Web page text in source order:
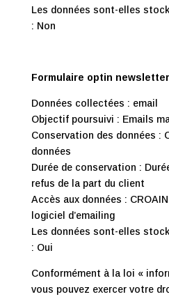
Les données sont-elles
: Non
Formulaire optin newsletter
Données collectées : email
Objectif poursuivi : Emails
Conservation des données :
données
Durée de conservation :
refus de la part du client
Accès aux données :
logiciel d’emailing
Les données sont-elles
: Oui
Conformément à la loi «
vous pouvez exercer votre